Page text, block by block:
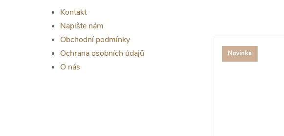
Kontakt
Napište nám
Obchodní podmínky
Ochrana osobních údajů
O nás
Novinka